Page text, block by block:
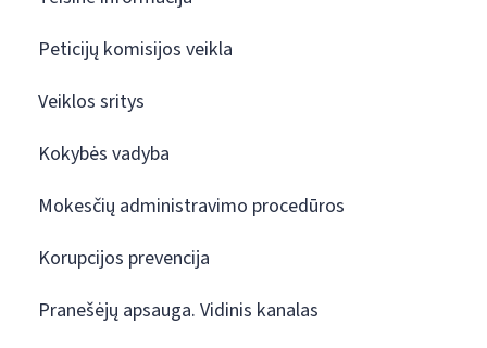
Peticijų komisijos veikla
Veiklos sritys
Kokybės vadyba
Mokesčių administravimo procedūros
Korupcijos prevencija
Pranešėjų apsauga. Vidinis kanalas